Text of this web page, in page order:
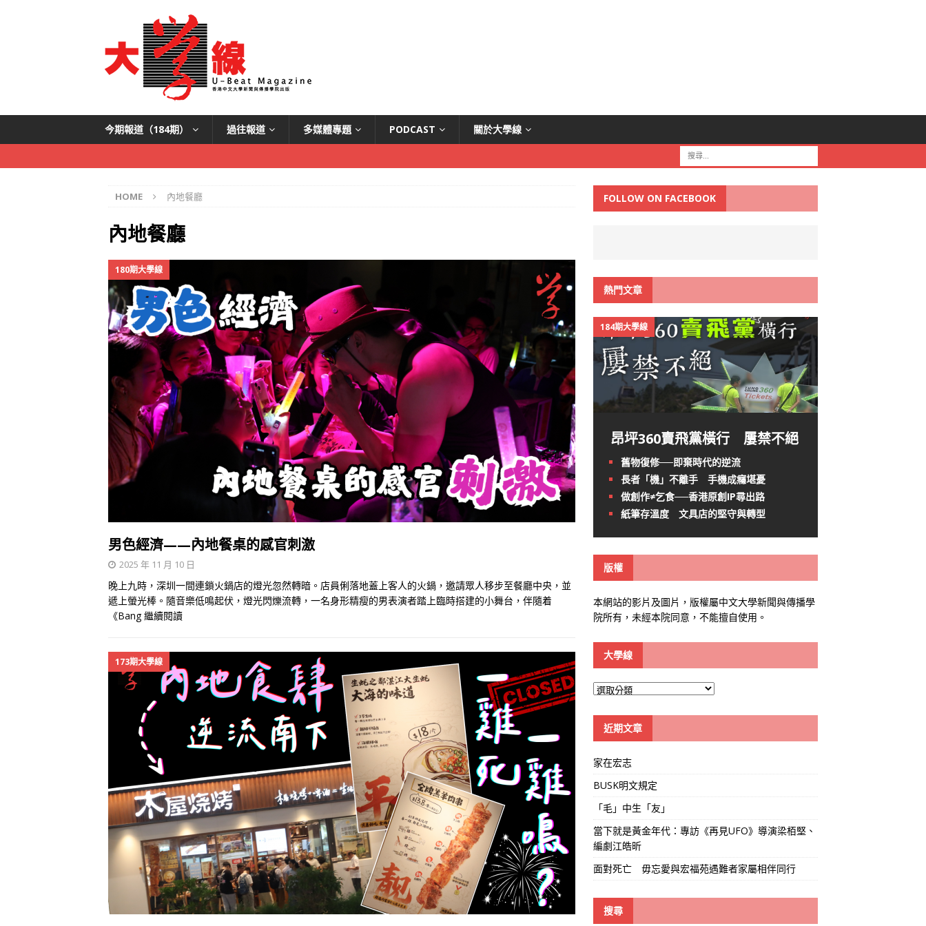
今期報道（184期） 過往報道 多媒體專題 PODCAST 關於大學線
HOME 內地餐廳
內地餐廳
180期大學線
男色經濟——內地餐桌的感官刺激
2025 年 11 月 10 日
晚上九時，深圳一間連鎖火鍋店的燈光忽然轉暗。店員俐落地蓋上客人的火鍋，邀請眾人移步至餐廳中央，並
遞上螢光棒。隨音樂低鳴起伏，燈光閃爍流轉，一名身形精瘦的男表演者踏上臨時搭建的小舞台，伴隨着
《Bang繼續閱讀
173期大學線
FOLLOW ON FACEBOOK
熱門文章
184期大學線
昂坪360賣飛黨橫行 屢禁不絕
舊物復修──即棄時代的逆流
長者「機」不離手 手機成癮堪憂
做創作≠乞食──香港原創IP尋出路
紙筆存溫度 文具店的堅守與轉型
版權
本網站的影片及圖片，版權屬中文大學新聞與傳播學
院所有，未經本院同意，不能擅自使用。
大學線
大
線
近期文章
家在宏志
BUSK明文規定
「毛」中生「友」
當下就是黃金年代：專訪《再見UFO》導演梁栢堅、
編劇江皓昕
面對死亡 毋忘愛與宏福苑遇難者家屬相伴同行
搜尋